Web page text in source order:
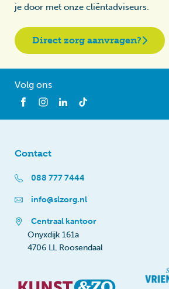
je door met onze cliëntadviseurs.
Direct zorg aanvragen?
Volg ons
Contact
088 777 7444
info@slzorg.nl
Centraal kantoor
Onyxdijk 161a
4706 LL Roosendaal